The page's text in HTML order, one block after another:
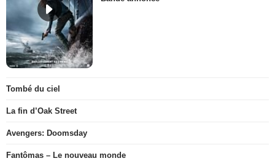
Tombé du ciel
La fin d’Oak Street
Avengers: Doomsday
Fantômas – Le nouveau monde